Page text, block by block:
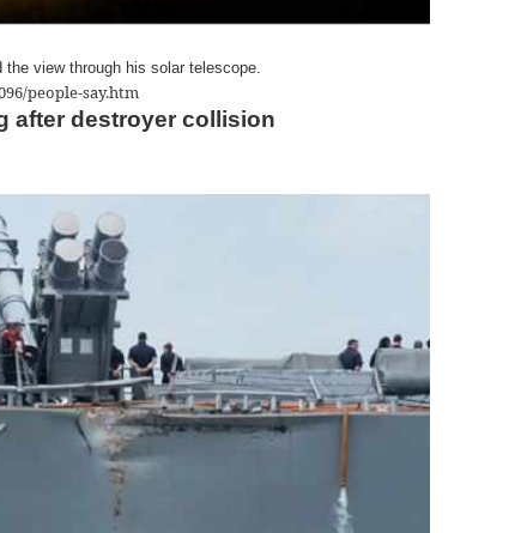
view through his solar telescope.
people-say.htm
after destroyer collision